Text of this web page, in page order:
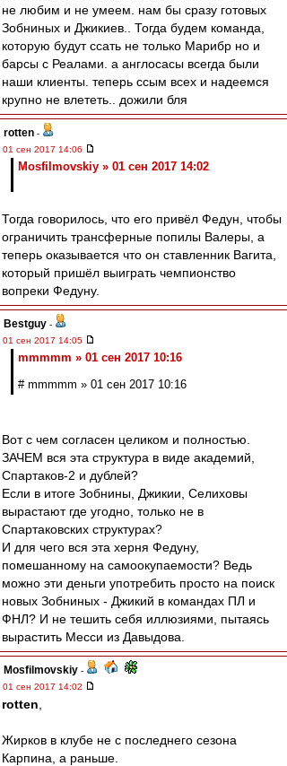
не любим и не умеем. нам бы сразу готовых
Зобниных и Джикиев.. Тогда будем команда,
которую будут ссать не только Марибр но и
барсы с Реалами. а англосасы всегда были
наши клиенты. теперь ссым всех и надеемся
крупно не влететь.. дожили бля
rotten -
01 сен 2017 14:06
Mosfilmovskiy » 01 сен 2017 14:02
Тогда говорилось, что его привёл Федун, чтобы
ограничить трансферные попилы Валеры, а
теперь оказывается что он ставленник Вагита,
который пришёл выиграть чемпионство
вопреки Федуну.
Bestguy -
01 сен 2017 14:05
mmmmm » 01 сен 2017 10:16
# mmmmm » 01 сен 2017 10:16
Вот с чем согласен целиком и полностью.
ЗАЧЕМ вся эта структура в виде академий,
Спартаков-2 и дублей?
Если в итоге Зобнины, Джикии, Селиховы
вырастают где угодно, только не в
Спартаковских структурах?
И для чего вся эта херня Федуну,
помешанному на самоокупаемости? Ведь
можно эти деньги употребить просто на поиск
новых Зобниных - Джикий в командах ПЛ и
ФНЛ? И не тешить себя иллюзиями, пытаясь
вырастить Месси из Давыдова.
Mosfilmovskiy -
01 сен 2017 14:02
rotten
Жирков в клубе не с последнего сезона
Карпина, а раньше.